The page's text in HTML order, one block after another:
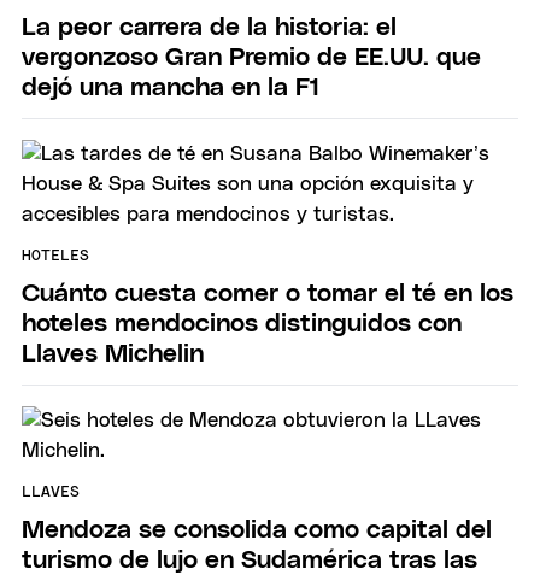
La peor carrera de la historia: el
vergonzoso Gran Premio de EE.UU. que
dejó una mancha en la F1
HOTELES
Cuánto cuesta comer o tomar el té en los
hoteles mendocinos distinguidos con
Llaves Michelin
LLAVES
Mendoza se consolida como capital del
turismo de lujo en Sudamérica tras las